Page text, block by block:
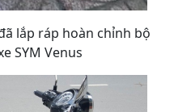
lắp ráp hoàn chỉnh bộ
SYM Venus